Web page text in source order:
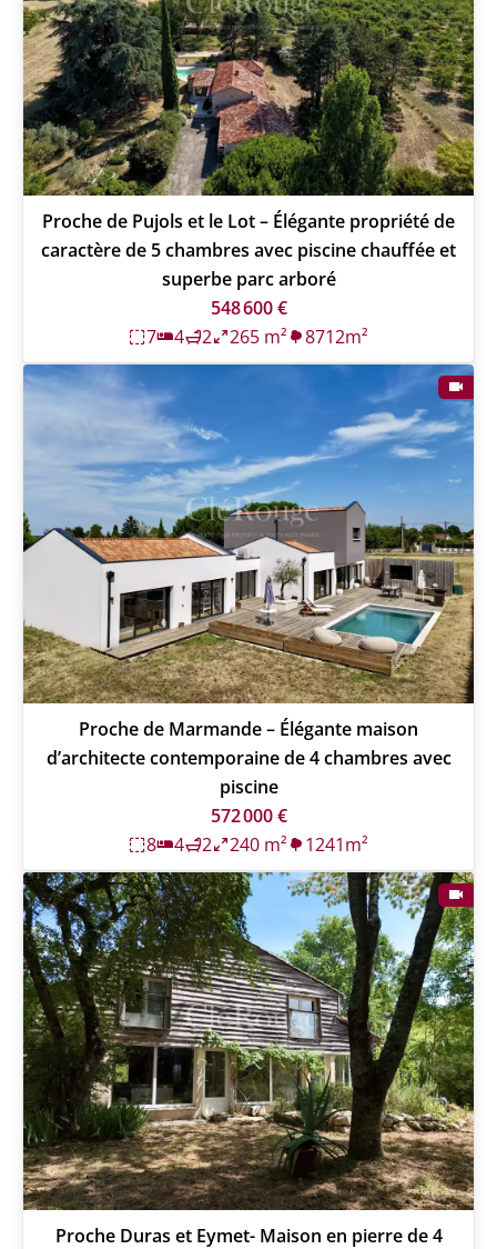
Proche de Pujols et le Lot – Élégante propriété de
caractère de 5 chambres avec piscine chauffée et
superbe parc arboré
548 600 €
7
4 2 265 m² 8712m²
Proche de Marmande – Élégante maison
d’architecte contemporaine de 4 chambres avec
piscine
572 000 €
8
4 2 240 m² 1241m²
Proche Duras et Eymet- Maison en pierre de 4